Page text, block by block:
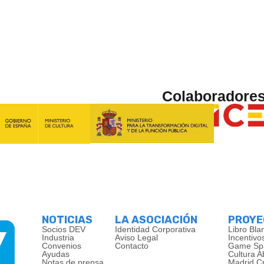
NOTICIAS
Socios DEV
Industria
Convenios
Ayudas
LA ASOCIACIÓN
Identidad Corporativa
Aviso Legal
Contacto
Libro
Game
Cultura